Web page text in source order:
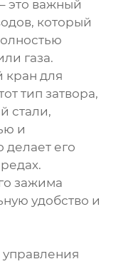
это важный
который
газа.
кран для
тип затвора,
стали,
и
делает его
зажима
удобство и